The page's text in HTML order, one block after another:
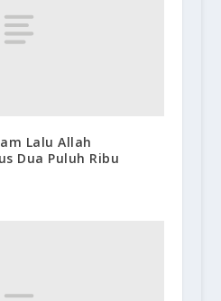
Lalu Allah
Dua Puluh Ribu